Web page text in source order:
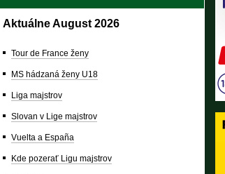
Aktuálne August 2026
Tour de France ženy
MS hádzaná ženy U18
Liga majstrov
Slovan v Lige majstrov
Vuelta a España
Kde pozerať Ligu majstrov